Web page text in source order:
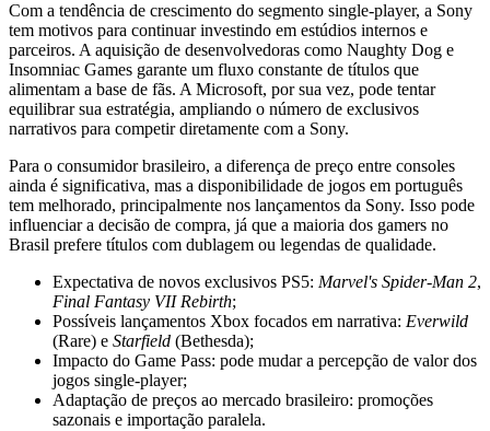
Com a tendência de crescimento do segmento single-player, a Sony
tem motivos para continuar investindo em estúdios internos e
parceiros. A aquisição de desenvolvedoras como Naughty Dog e
Insomniac Games garante um fluxo constante de títulos que
alimentam a base de fãs. A Microsoft, por sua vez, pode tentar
equilibrar sua estratégia, ampliando o número de exclusivos
narrativos para competir diretamente com a Sony.
Para o consumidor brasileiro, a diferença de preço entre consoles
ainda é significativa, mas a disponibilidade de jogos em português
tem melhorado, principalmente nos lançamentos da Sony. Isso pode
influenciar a decisão de compra, já que a maioria dos gamers no
Brasil prefere títulos com dublagem ou legendas de qualidade.
Expectativa de novos exclusivos PS5: Marvel's Spider‑Man 2,
Final Fantasy VII Rebirth;
Possíveis lançamentos Xbox focados em narrativa: Everwild
(Rare) e Starfield (Bethesda);
Impacto do Game Pass: pode mudar a percepção de valor dos
jogos single-player;
Adaptação de preços ao mercado brasileiro: promoções
sazonais e importação paralela.